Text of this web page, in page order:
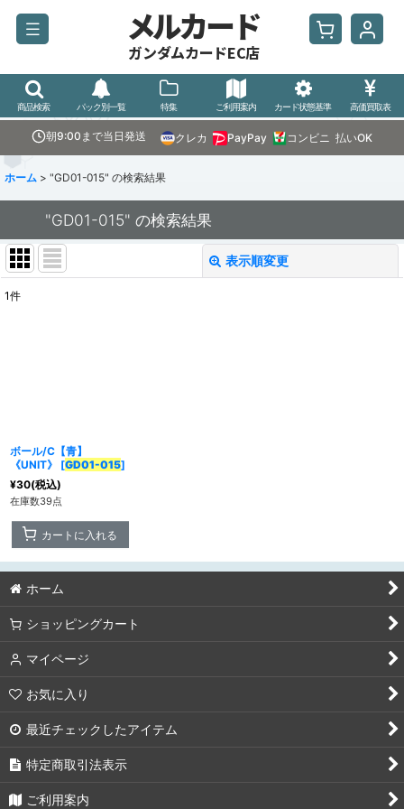
メルカード
ガンダムカードEC店
商品検索 パック別一覧 特集 ご利用案内 カード状態基準 高価買取表
朝9:00まで当日発送 クレカ PayPay コンビニ 払いOK
ホーム > "GD01-015" の検索結果
"GD01-015" の検索結果
表示順変更
カテゴリ:
特集:
絞り込む
1件
ボール/C【青】
《UNIT》
[GD01-015]
¥30(税込)
在庫数39点
カートに入れる
ホーム
ショッピングカート
マイページ
お気に入り
最近チェックしたアイテム
特定商取引法表示
ご利用案内